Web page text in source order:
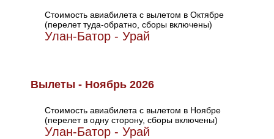
Стоимость авиабилета с вылетом в Октябре
(перелет туда-обратно, сборы включены)
Улан-Батор - Урай
Вылеты - Ноябрь 2026
Стоимость авиабилета с вылетом в Ноябре
(перелет в одну сторону, сборы включены)
Улан-Батор - Урай